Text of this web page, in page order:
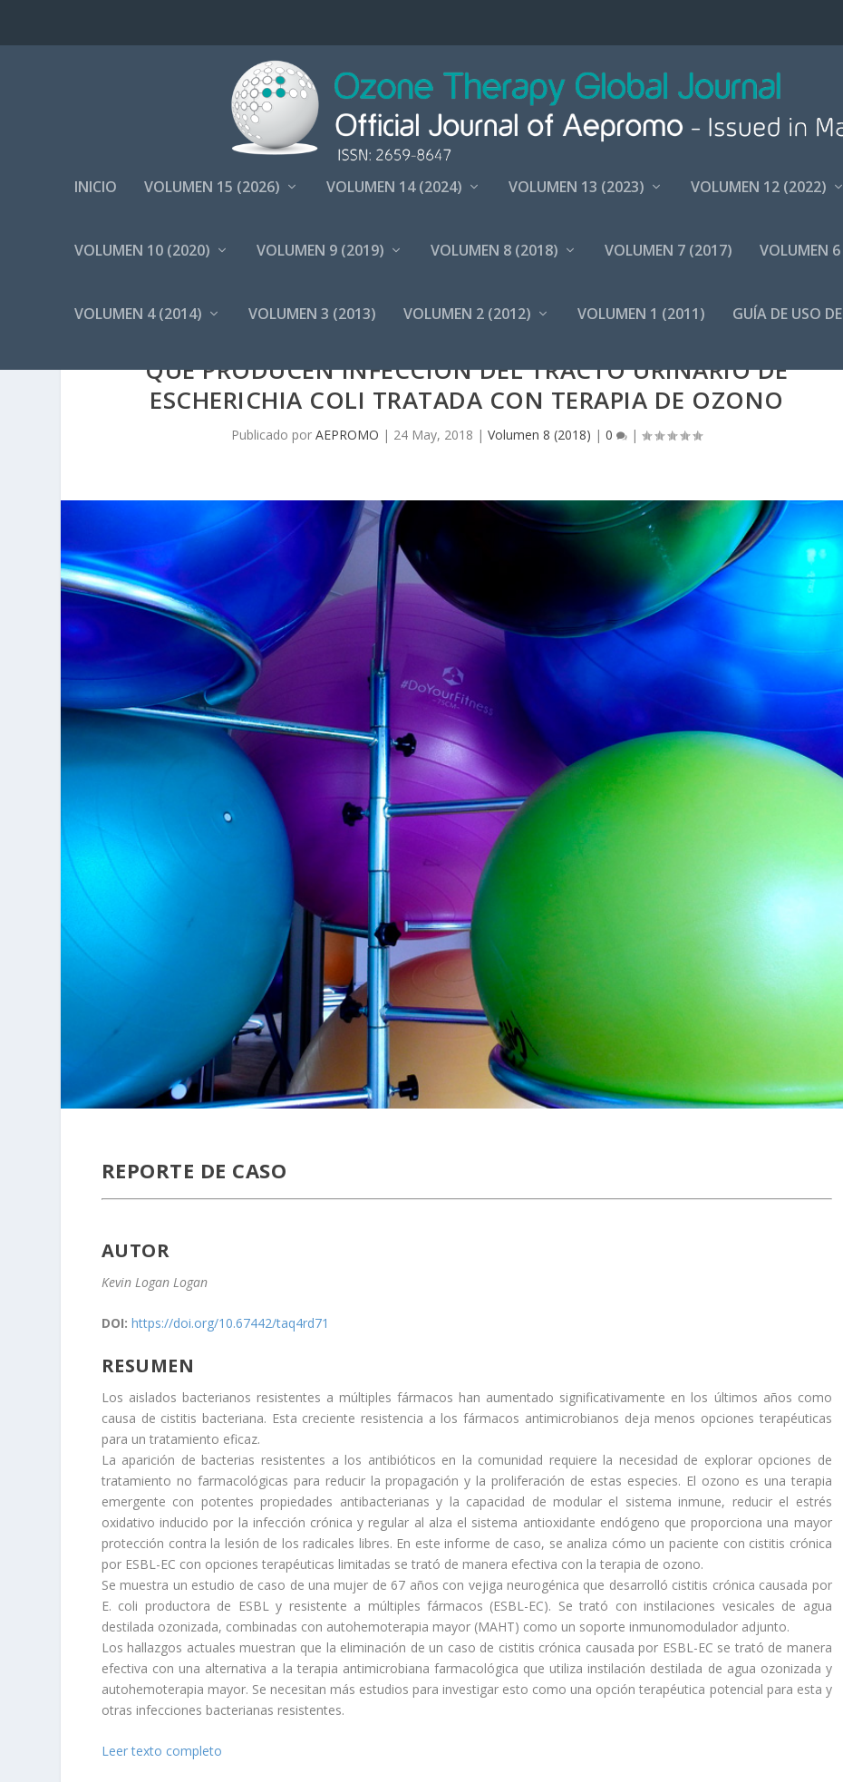
INICIO VOLUMEN 15 (2026) VOLUMEN 14 (2024) VOLUMEN 13 (2023) VOLUMEN 12 (2022)
VOLUMEN 10 (2020) VOLUMEN 9 (2019) VOLUMEN 8 (2018) VOLUMEN 7 (2017) VOLUMEN
VOLUMEN 4 (2014) VOLUMEN 3 (2013) VOLUMEN 2 (2012) VOLUMEN 1 (2011) GUÍA DE USO
QUE PRODUCEN INFECCIÓN DEL TRACTO URINARIO DE
ESCHERICHIA COLI TRATADA CON TERAPIA DE OZONO
Publicado porAEPROMO | 24 May, 2018 |Volumen 8 (2018) |0 |
REPORTE DE CASO
AUTOR
Kevin Logan Logan
DOI: https://doi.org/10.67442/taq4rd71
RESUMEN
Los aislados bacterianos resistentes a múltiples fármacos han aumentado significativamente en los últimos años como
causa de cistitis bacteriana. Esta creciente resistencia a los fármacos antimicrobianos deja menos opciones terapéuticas
para un tratamiento eficaz.
La aparición de bacterias resistentes a los antibióticos en la comunidad requiere la necesidad de explorar opciones de
tratamiento no farmacológicas para reducir la propagación y la proliferación de estas especies. El ozono es una terapia
emergente con potentes propiedades antibacterianas y la capacidad de modular el sistema inmune, reducir el estrés
oxidativo inducido por la infección crónica y regular al alza el sistema antioxidante endógeno que proporciona una mayor
protección contra la lesión de los radicales libres. En este informe de caso, se analiza cómo un paciente con cistitis crónica
por ESBL-EC con opciones terapéuticas limitadas se trató de manera efectiva con la terapia de ozono.
Se muestra un estudio de caso de una mujer de 67 años con vejiga neurogénica que desarrolló cistitis crónica causada por
E. coli productora de ESBL y resistente a múltiples fármacos (ESBL-EC). Se trató con instilaciones vesicales de agua
destilada ozonizada, combinadas con autohemoterapia mayor (MAHT) como un soporte inmunomodulador adjunto.
Los hallazgos actuales muestran que la eliminación de un caso de cistitis crónica causada por ESBL-EC se trató de manera
efectiva con una alternativa a la terapia antimicrobiana farmacológica que utiliza instilación destilada de agua ozonizada y
autohemoterapia mayor. Se necesitan más estudios para investigar esto como una opción terapéutica potencial para esta y
otras infecciones bacterianas resistentes.
Leer texto completo